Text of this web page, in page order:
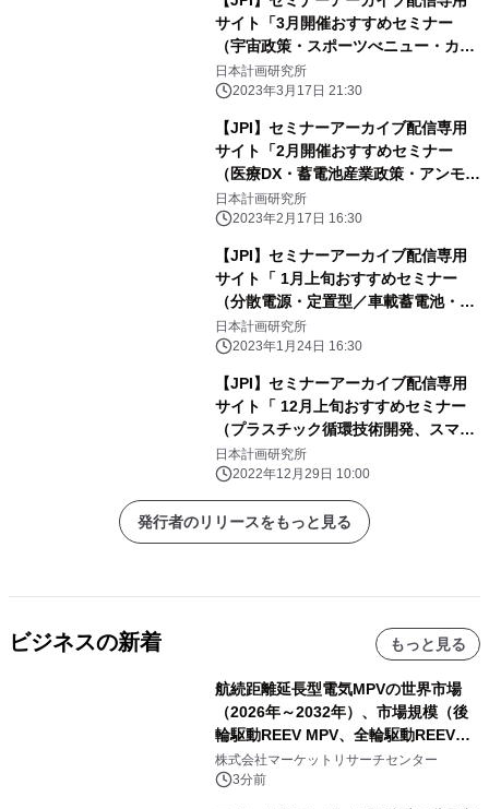
サイト「3月開催おすすめセミナー
（宇宙政策・スポーツべニュー・カー
ボンニュートラル戦略）」のご案内
日本計画研究所
2023年3月17日 21:30
【JPI】セミナーアーカイブ配信専用
サイト「2月開催おすすめセミナー
（医療DX・蓄電池産業政策・アンモニ
ア利用）」のご案内
日本計画研究所
2023年2月17日 16:30
【JPI】セミナーアーカイブ配信専用
サイト「 1月上旬おすすめセミナー
（分散電源・定置型／車載蓄電池・洋
上風力発電の誘致）」のご案内
日本計画研究所
2023年1月24日 16:30
【JPI】セミナーアーカイブ配信専用
サイト「 12月上旬おすすめセミナー
（プラスチック循環技術開発、スマー
ト保安、BIM）」のご案内
日本計画研究所
2022年12月29日 10:00
発行者のリリースをもっと見る
ビジネスの新着 もっと見る
航続距離延長型電気MPVの世界市場
（2026年～2032年）、市場規模（後
輪駆動REEV MPV、全輪駆動REEV
MPV）・分析レポートを発表
株式会社マーケットリサーチセンター
3分前